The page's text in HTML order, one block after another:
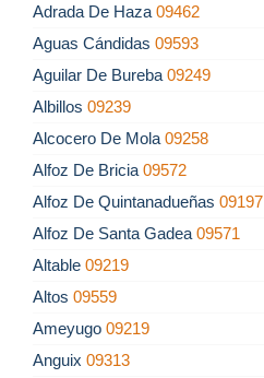
Adrada De Haza 09462
Aguas Cándidas 09593
Aguilar De Bureba 09249
Albillos 09239
Alcocero De Mola 09258
Alfoz De Bricia 09572
Alfoz De Quintanadueñas 09197
Alfoz De Santa Gadea 09571
Altable 09219
Altos 09559
Ameyugo 09219
Anguix 09313